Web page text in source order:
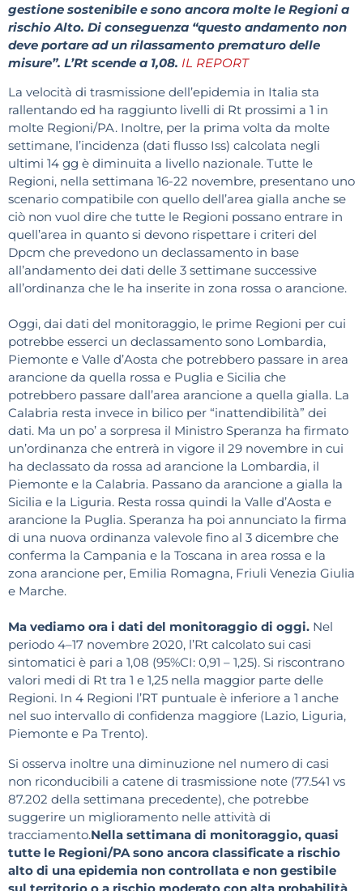
gestione sostenibile e sono ancora molte le Regioni a
rischio Alto. Di conseguenza “questo andamento non
deve portare ad un rilassamento prematuro delle
misure”. L’Rt scende a 1,08. IL REPORT
La velocità di trasmissione dell’epidemia in Italia sta
rallentando ed ha raggiunto livelli di Rt prossimi a 1 in
molte Regioni/PA. Inoltre, per la prima volta da molte
settimane, l’incidenza (dati flusso Iss) calcolata negli
ultimi 14 gg è diminuita a livello nazionale. Tutte le
Regioni, nella settimana 16-22 novembre, presentano uno
scenario compatibile con quello dell’area gialla anche se
ciò non vuol dire che tutte le Regioni possano entrare in
quell’area in quanto si devono rispettare i criteri del
Dpcm che prevedono un declassamento in base
all’andamento dei dati delle 3 settimane successive
all’ordinanza che le ha inserite in zona rossa o arancione.
Oggi, dai dati del monitoraggio, le prime Regioni per cui
potrebbe esserci un declassamento sono Lombardia,
Piemonte e Valle d’Aosta che potrebbero passare in area
arancione da quella rossa e Puglia e Sicilia che
potrebbero passare dall’area arancione a quella gialla. La
Calabria resta invece in bilico per “inattendibilità” dei
dati. Ma un po’ a sorpresa il Ministro Speranza ha firmato
un’ordinanza che entrerà in vigore il 29 novembre in cui
ha declassato da rossa ad arancione la Lombardia, il
Piemonte e la Calabria. Passano da arancione a gialla la
Sicilia e la Liguria. Resta rossa quindi la Valle d’Aosta e
arancione la Puglia. Speranza ha poi annunciato la firma
di una nuova ordinanza valevole fino al 3 dicembre che
conferma la Campania e la Toscana in area rossa e la
zona arancione per, Emilia Romagna, Friuli Venezia Giulia
e Marche.
Ma vediamo ora i dati del monitoraggio di oggi. Nel
periodo 4–17 novembre 2020, l’Rt calcolato sui casi
sintomatici è pari a 1,08 (95%CI: 0,91 – 1,25). Si riscontrano
valori medi di Rt tra 1 e 1,25 nella maggior parte delle
Regioni. In 4 Regioni l’RT puntuale è inferiore a 1 anche
nel suo intervallo di confidenza maggiore (Lazio, Liguria,
Piemonte e Pa Trento).
Si osserva inoltre una diminuzione nel numero di casi
non riconducibili a catene di trasmissione note (77.541 vs
87.202 della settimana precedente), che potrebbe
suggerire un miglioramento nelle attività di
tracciamento.Nella settimana di monitoraggio, quasi
tutte le Regioni/PA sono ancora classificate a rischio
alto di una epidemia non controllata e non gestibile